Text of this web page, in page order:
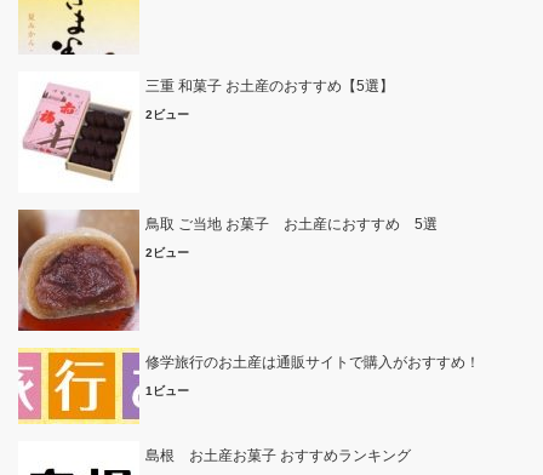
三重 和菓子 お土産のおすすめ【5選】
2ビュー
鳥取 ご当地 お菓子 お土産におすすめ 5選
2ビュー
修学旅行のお土産は通販サイトで購入がおすすめ！
1ビュー
島根 お土産お菓子 おすすめランキング